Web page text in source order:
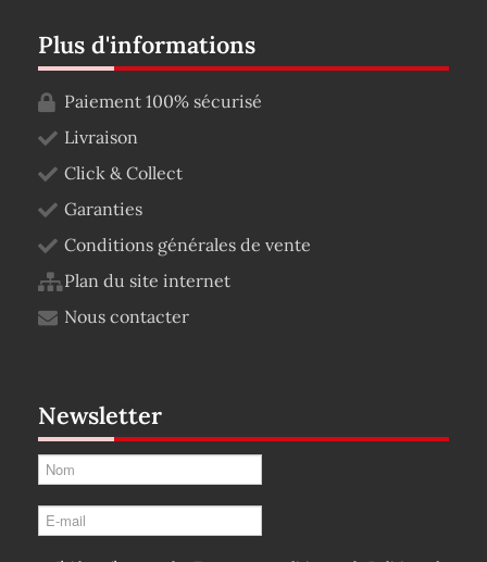
Plus d'informations
Paiement 100% sécurisé
Livraison
Click & Collect
Garanties
Conditions générales de vente
Plan du site internet
Nous contacter
Newsletter